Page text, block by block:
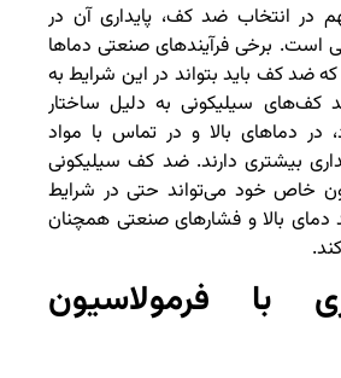
در انتخاب ضد کف، پایداری آن در
برخی فرآیندهای صنعتی دماها
که ضد کف باید بتواند در این شرایط به
سیلیکونی به دلیل ساختار
دماهای بالا و در تماس با مواد
بیشتری دارند. ضد کف سیلیکونی
خاص خود می‌تواند حتی در شرایط
بالا و فشارهای صنعتی همچنان
با فرمولاسیون